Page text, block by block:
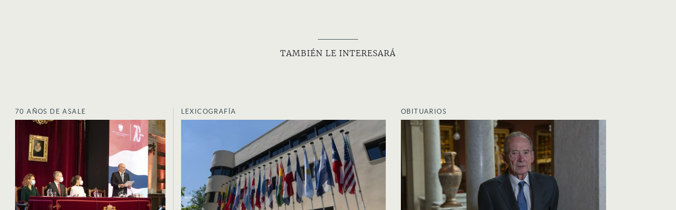
TAMBIÉN LE INTERESARÁ
70 AÑOS DE ASALE LEXICOGRAFÍA OBITUARIOS